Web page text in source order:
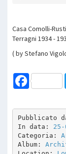
Casa Comolli-
Terragni 1934 -
( by Stefano
Facebook
Pubblicato
In data: 25-
Categoria:
Album: